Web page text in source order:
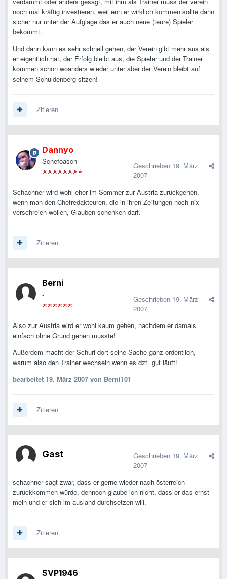
noch mal kräftig investieren, weil enn er wirklich kommen sollte dann
sicher nur unter der Aufglage das er auch neue (teure) Spieler
bekommt.
Und dann kann es sehr schnell gehen, der Verein gibt mehr aus als
er eigentlich hat, der Erfolg bleibt aus, die Spieler und der Trainer
kommen schon woanders wieder unter aber der Verein bleibt auf
seinem Schuldenberg sitzen!
Zitieren
Dannyo
Schefoasch Geschrieben 19. März
2007
Schachner wird wohl eher im Sommer zur Austria zurückgehen,
wenn man den Chefredakteuren, die in ihren Zeitungen noch nix
verschreien wollen, Glauben schenken darf.
Zitieren
Berni
- Geschrieben 19. März
2007
Also zur Austria wird er wohl kaum gehen, nachdem er damals
einfach ohne Grund gehen musste!
Außerdem macht der Schurl dort seine Sache ganz ordentlich,
warum also den Trainer wechseln wenn es dzt. gut läuft!
bearbeitet 19. März 2007 von Berni101
Zitieren
Gast Geschrieben 19. März
2007
schachner sagt zwar, dass er gerne wieder nach österreich
zurückkommen würde, dennoch glaube ich nicht, dass er das ernst
mein und er sich im ausland durchsetzen will.
Zitieren
SVP1946